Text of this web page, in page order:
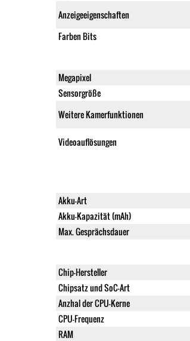
Anzeigeeigenschaften
Farben Bits
Megapixel
Sensorgröße
Weitere Kamerfunktionen
Videoauflösungen
Akku-Art
Akku-Kapazität (mAh)
Max. Gesprächsdauer
Chip-Hersteller
Chipsatz und SoC-Art
Anzhal der CPU-Kerne
CPU-Frequenz
RAM